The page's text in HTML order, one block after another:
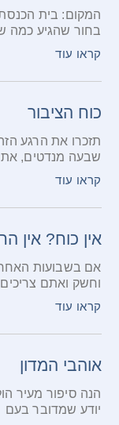
המקום: בית
בחור שהגיע כמה
קראו עוד
כוח הציבור
תזכרו את הרגע
שבעה מנדטים,
קראו עוד
אין כוח? אין
אם בשבועות
וחשק ואתם
קראו עוד
אוהבי המדון
הנה סיפור מעיר
יודע שמדובר בעם